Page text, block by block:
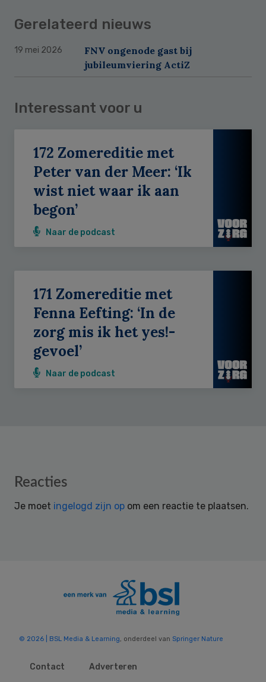
Gerelateerd nieuws
19 mei 2026
FNV ongenode gast bij
jubileumviering ActiZ
Interessant voor u
172 Zomereditie met
Peter van der Meer: ‘Ik
wist niet waar ik aan
begon’
Naar de podcast
171 Zomereditie met
Fenna Eefting: ‘In de
zorg mis ik het yes!-
gevoel’
Naar de podcast
Reader
Reacties
Je moet ingelogd zijn op om een reactie te plaatsen.
© 2026 | BSL Media & Learning, onderdeel van Springer Nature
Contact
Adverteren